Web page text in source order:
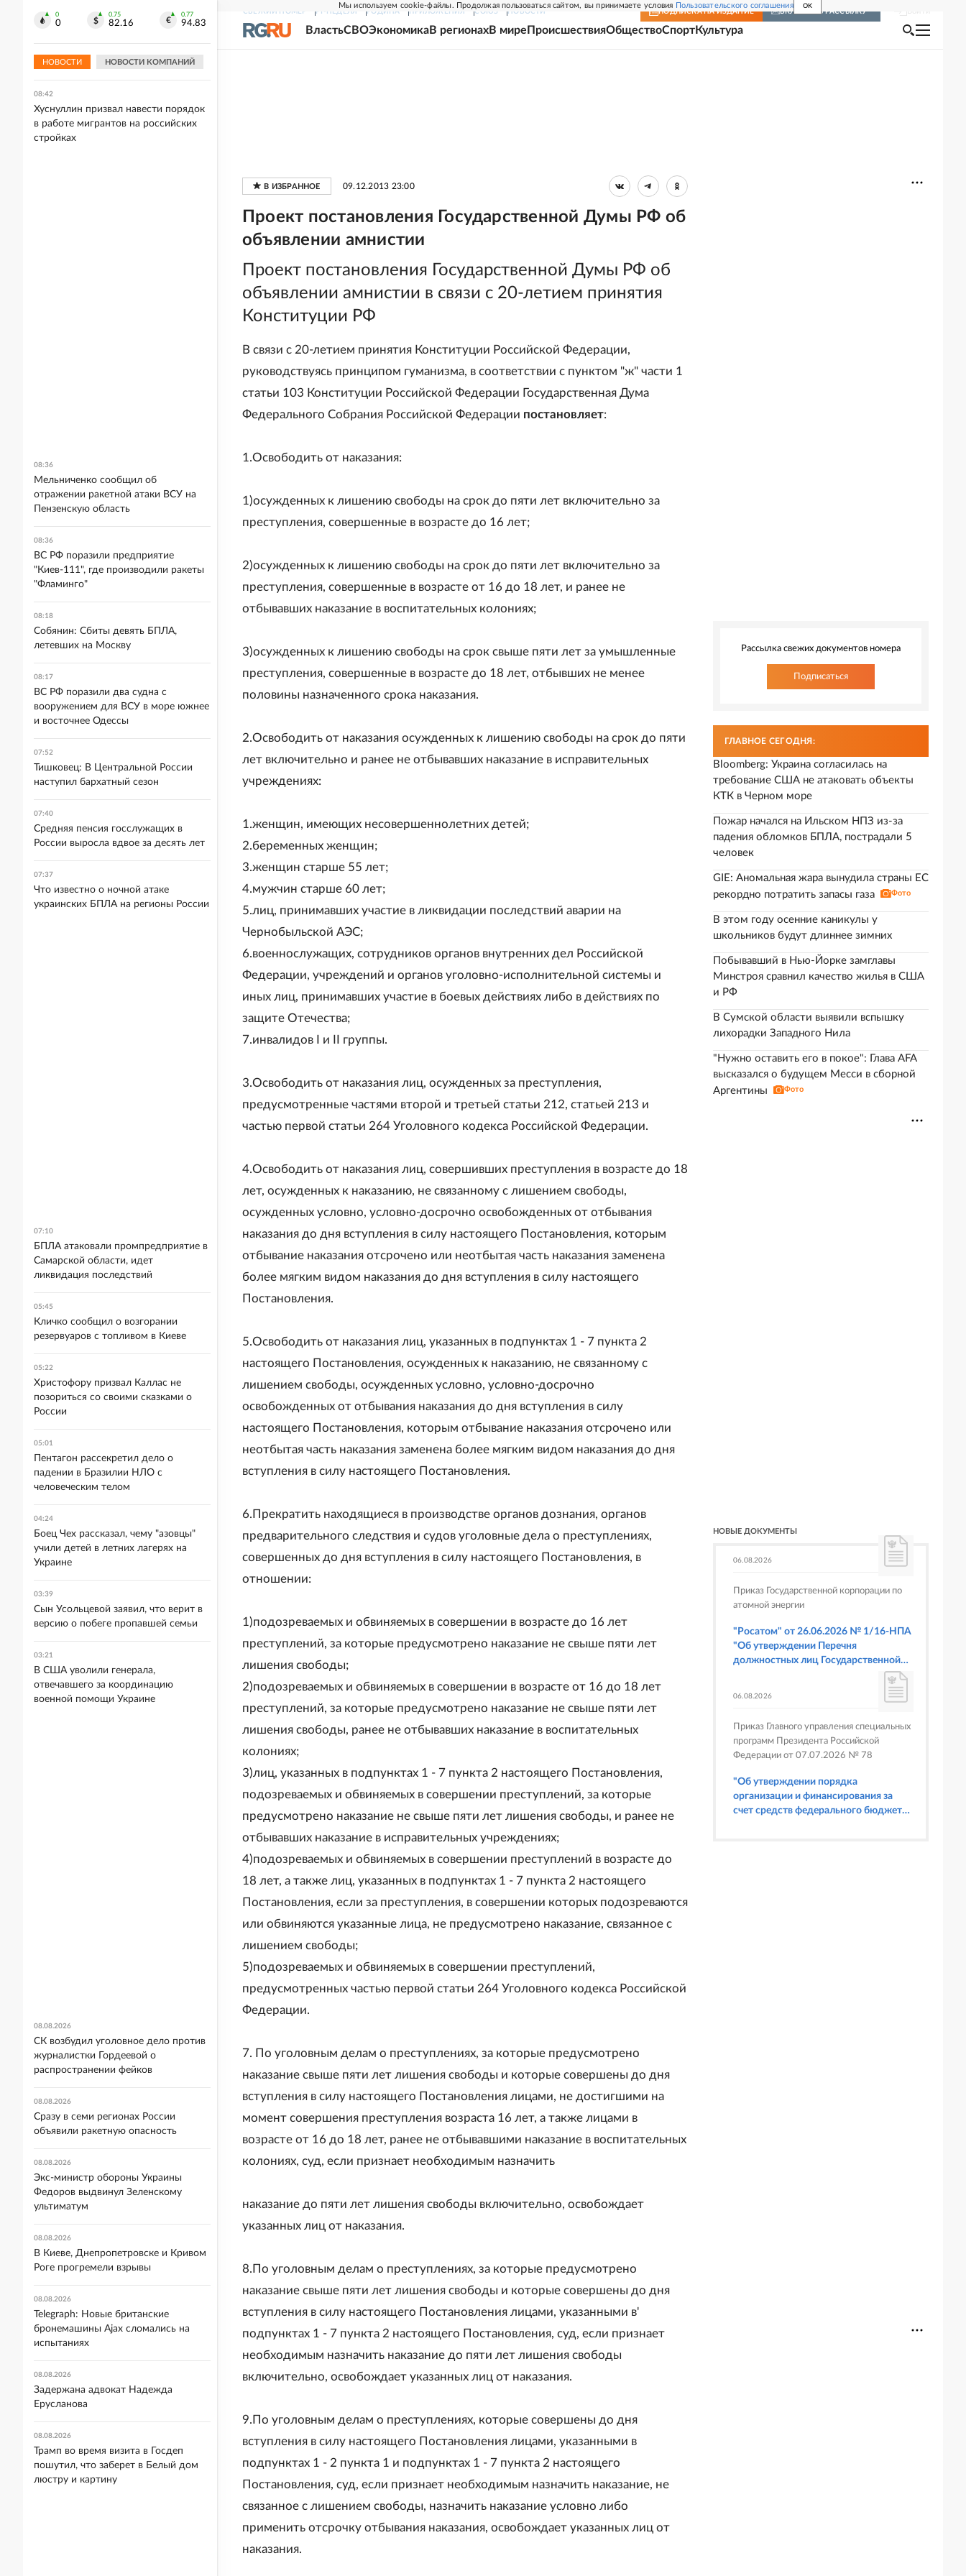
Мы используем cookie-файлы. Продолжая пользоваться сайтом, вы принимаете условия Пользовательского соглашения OK
СВЕЖИЙ НОМЕР РГ-НЕДЕЛЯ РОДИНА ПРИЛОЖЕНИЯ СОЮЗ НОВОСТИ ПОДПИСКА НА ИЗДАНИЕ ВКЛЮЧИТЬ РАССЫЛКУ
ВластьСВОЭкономикаВ регионахВ мире ПроисшествияОбществоСпортКультура
09.12.2013 23:00
Проект постановления Государственной Думы РФ об
объявлении амнистии
Проект постановления Государственной Думы РФ об
объявлении амнистии в связи с 20-летием принятия
Конституции РФ
В связи с 20-летием принятия Конституции Российской Федерации,
руководствуясь принципом гуманизма, в соответствии с пунктом "ж" части 1
статьи 103 Конституции Российской Федерации Государственная Дума
Федерального Собрания Российской Федерации постановляет:
1.Освободить от наказания:
1)осужденных к лишению свободы на срок до пяти лет включительно за
преступления, совершенные в возрасте до 16 лет;
2)осужденных к лишению свободы на срок до пяти лет включительно за
преступления, совершенные в возрасте от 16 до 18 лет, и ранее не
отбывавших наказание в воспитательных колониях;
3)осужденных к лишению свободы на срок свыше пяти лет за умышленные
преступления, совершенные в возрасте до 18 лет, отбывших не менее
половины назначенного срока наказания.
2.Освободить от наказания осужденных к лишению свободы на срок до пяти
лет включительно и ранее не отбывавших наказание в исправительных
учреждениях:
1.женщин, имеющих несовершеннолетних детей;
2.беременных женщин;
3.женщин старше 55 лет;
4.мужчин старше 60 лет;
5.лиц, принимавших участие в ликвидации последствий аварии на
Чернобыльской АЭС;
6.военнослужащих, сотрудников органов внутренних дел Российской
Федерации, учреждений и органов уголовно-исполнительной системы и
иных лиц, принимавших участие в боевых действиях либо в действиях по
защите Отечества;
7.инвалидов I и II группы.
3.Освободить от наказания лиц, осужденных за преступления,
предусмотренные частями второй и третьей статьи 212, статьей 213 и
частью первой статьи 264 Уголовного кодекса Российской Федерации.
4.Освободить от наказания лиц, совершивших преступления в возрасте до 18
лет, осужденных к наказанию, не связанному с лишением свободы,
осужденных условно, условно-досрочно освобожденных от отбывания
наказания до дня вступления в силу настоящего Постановления, которым
отбывание наказания отсрочено или неотбытая часть наказания заменена
более мягким видом наказания до дня вступления в силу настоящего
Постановления.
5.Освободить от наказания лиц, указанных в подпунктах 1 - 7 пункта 2
настоящего Постановления, осужденных к наказанию, не связанному с
лишением свободы, осужденных условно, условно-досрочно
освобожденных от отбывания наказания до дня вступления в силу
настоящего Постановления, которым отбывание наказания отсрочено или
неотбытая часть наказания заменена более мягким видом наказания до дня
вступления в силу настоящего Постановления.
6.Прекратить находящиеся в производстве органов дознания, органов
предварительного следствия и судов уголовные дела о преступлениях,
совершенных до дня вступления в силу настоящего Постановления, в
отношении:
1)подозреваемых и обвиняемых в совершении в возрасте до 16 лет
преступлений, за которые предусмотрено наказание не свыше пяти лет
лишения свободы;
2)подозреваемых и обвиняемых в совершении в возрасте от 16 до 18 лет
преступлений, за которые предусмотрено наказание не свыше пяти лет
лишения свободы, ранее не отбывавших наказание в воспитательных
колониях;
3)лиц, указанных в подпунктах 1 - 7 пункта 2 настоящего Постановления,
подозреваемых и обвиняемых в совершении преступлений, за которые
предусмотрено наказание не свыше пяти лет лишения свободы, и ранее не
отбывавших наказание в исправительных учреждениях;
4)подозреваемых и обвиняемых в совершении преступлений в возрасте до
18 лет, а также лиц, указанных в подпунктах 1 - 7 пункта 2 настоящего
Постановления, если за преступления, в совершении которых подозреваются
или обвиняются указанные лица, не предусмотрено наказание, связанное с
лишением свободы;
5)подозреваемых и обвиняемых в совершении преступлений,
предусмотренных частью первой статьи 264 Уголовного кодекса Российской
Федерации.
7. По уголовным делам о преступлениях, за которые предусмотрено
наказание свыше пяти лет лишения свободы и которые совершены до дня
вступления в силу настоящего Постановления лицами, не достигшими на
момент совершения преступления возраста 16 лет, а также лицами в
возрасте от 16 до 18 лет, ранее не отбывавшими наказание в воспитательных
колониях, суд, если признает необходимым назначить
наказание до пяти лет лишения свободы включительно, освобождает
указанных лиц от наказания.
8.По уголовным делам о преступлениях, за которые предусмотрено
наказание свыше пяти лет лишения свободы и которые совершены до дня
вступления в силу настоящего Постановления лицами, указанными в'
подпунктах 1 - 7 пункта 2 настоящего Постановления, суд, если признает
необходимым назначить наказание до пяти лет лишения свободы
включительно, освобождает указанных лиц от наказания.
9.По уголовным делам о преступлениях, которые совершены до дня
вступления в силу настоящего Постановления лицами, указанными в
подпунктах 1 - 2 пункта 1 и подпунктах 1 - 7 пункта 2 настоящего
Постановления, суд, если признает необходимым назначить наказание, не
связанное с лишением свободы, назначить наказание условно либо
применить отсрочку отбывания наказания, освобождает указанных лиц от
наказания.
Рассылка свежих документов номера
Подписаться
ГЛАВНОЕ СЕГОДНЯ:
Bloomberg: Украина согласилась на
требование США не атаковать объекты
КТК в Черном море
Пожар начался на Ильском НПЗ из-за
падения обломков БПЛА, пострадали 5
человек
GIE: Аномальная жара вынудила страны ЕС
рекордно потратить запасы газа
Фото
В этом году осенние каникулы у
школьников будут длиннее зимних
Побывавший в Нью-Йорке замглавы
Минстроя сравнил качество жилья в США
и РФ
В Сумской области выявили вспышку
лихорадки Западного Нила
"Нужно оставить его в покое": Глава AFA
высказался о будущем Месси в сборной
Аргентины
Фото
НОВЫЕ ДОКУМЕНТЫ
06.08.2026
Приказ Государственной корпорации по
атомной энергии
"Росатом" от 26.06.2026 № 1/16-НПА
"Об утверждении Перечня
должностных лиц Государственной
корпорации по атомной энергии
предусмотренных статьями 6.3, 8.1,
9.4, 9.5 и 9.5.1, частью 3 статьи 9.16,
статьей 14.44, частью 1 статьи 19.4,
статьей 19.4.1, частями 6 и 15 статьи
19.5, статьями 19.6 и 19.7, частью 1
статьи 19.26, статьей 19.33, частями 1,
2, 2.1, 6 и 6.1 статьи 20.4 Кодекса
06.08.2026
Приказ Главного управления специальных
программ Президента Российской
Федерации от 07.07.2026 № 78
"Об утверждении порядка
организации и финансирования за
счет средств федерального бюджета
0
0
0.75
82.16
0.77
94.83
НОВОСТИ НОВОСТИ КОМПАНИЙ
08:45
автобуса
08:42
Хуснуллин призвал навести порядок
в работе мигрантов на российских
стройках
08:36
Мельниченко сообщил об
отражении ракетной атаки ВСУ на
Пензенскую область
08:36
ВС РФ поразили предприятие
"Киев-111", где производили ракеты
"Фламинго"
08:18
Собянин: Сбиты девять БПЛА,
летевших на Москву
08:17
ВС РФ поразили два судна с
вооружением для ВСУ в море южнее
и восточнее Одессы
07:52
Тишковец: В Центральной России
наступил бархатный сезон
07:40
Средняя пенсия госслужащих в
России выросла вдвое за десять лет
07:37
Что известно о ночной атаке
украинских БПЛА на регионы России
07:10
БПЛА атаковали промпредприятие в
Самарской области, идет
ликвидация последствий
05:45
Кличко сообщил о возгорании
резервуаров с топливом в Киеве
05:22
Христофору призвал Каллас не
позориться со своими сказками о
России
05:01
Пентагон рассекретил дело о
падении в Бразилии НЛО с
человеческим телом
04:24
Боец Чех рассказал, чему "азовцы"
учили детей в летних лагерях на
Украине
03:39
Сын Усольцевой заявил, что верит в
версию о побеге пропавшей семьи
03:21
В США уволили генерала,
отвечавшего за координацию
военной помощи Украине
08.08.2026
СК возбудил уголовное дело против
журналистки Гордеевой о
распространении фейков
08.08.2026
Сразу в семи регионах России
объявили ракетную опасность
08.08.2026
Экс-министр обороны Украины
Федоров выдвинул Зеленскому
ультиматум
08.08.2026
В Киеве, Днепропетровске и Кривом
Роге прогремели взрывы
08.08.2026
Telegraph: Новые британские
бронемашины Ajax сломались на
испытаниях
08.08.2026
Задержана адвокат Надежда
Ерусланова
08.08.2026
Трамп во время визита в Госдеп
пошутил, что заберет в Белый дом
люстру и картину